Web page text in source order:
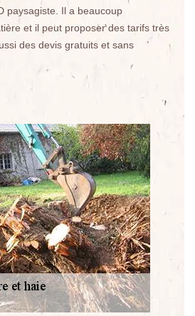
paysagiste. Il a beaucoup
et il peut proposer des tarifs très
des devis gratuits et sans